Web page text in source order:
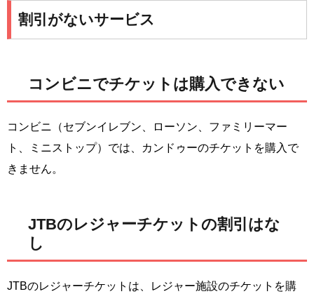
割引がないサービス
コンビニでチケットは購入できない
コンビニ（セブンイレブン、ローソン、ファミリーマー
ト、ミニストップ）では、カンドゥーのチケットを購入で
きません。
JTBのレジャーチケットの割引はな
し
JTBのレジャーチケットは、レジャー施設のチケットを購